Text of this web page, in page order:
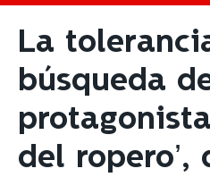
La
búsqueda
del ropero’,